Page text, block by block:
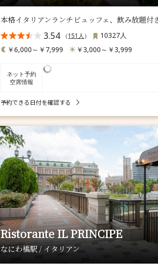
本格イタリアンランチビュッフェ、飲み放題
3.54 （151人 ）
10327人
￥6,000～￥7,999
￥3,000～￥3,999
ネット予約
空席情報
予約できる日付を確認する
Ristorante IL PRINCIPE
なにわ橋駅 / イタリアン